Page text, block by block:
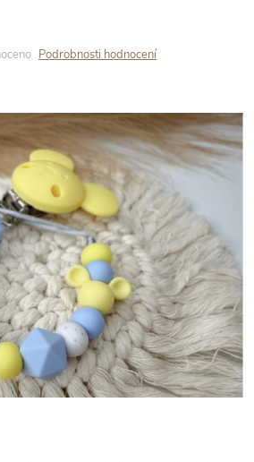
Podrobnosti hodnocení